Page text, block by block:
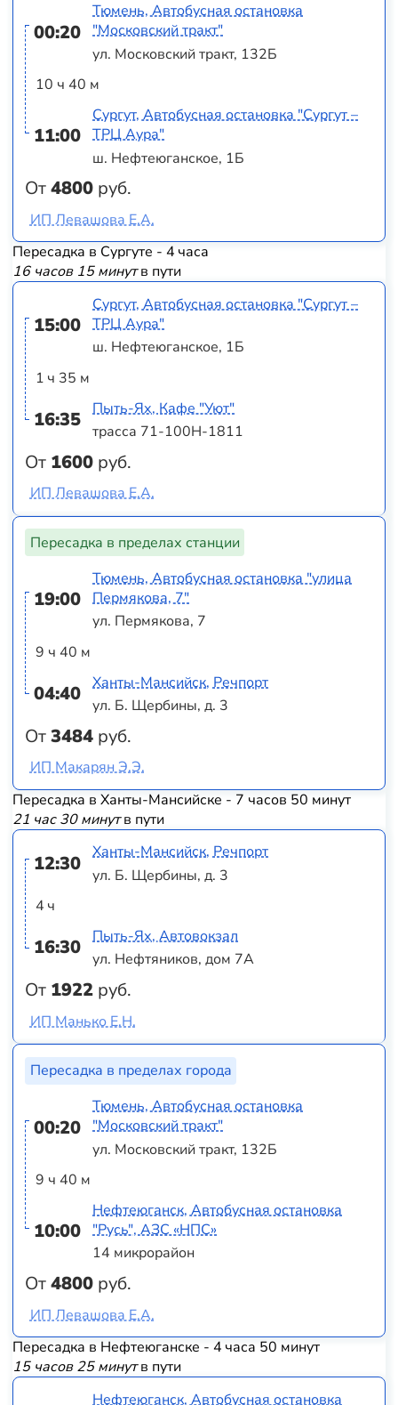
00:20
10 ч 40 м
11:00
От4800 руб.
Тюмень, Автобусная остановка
"Московский тракт"
ул. Московский тракт, 132Б
Сургут, Автобусная остановка "Сургут –
ТРЦ Аура"
ш. Нефтеюганское, 1Б
ИП Левашова Е.А.
Пересадка в Сургуте - 4 часа
16 часов 15 минутв пути
15:00
1 ч 35 м
16:35
От 1600 руб.
Сургут, Автобусная остановка "Сургут –
ТРЦ Аура"
ш. Нефтеюганское, 1Б
Пыть-Ях, Кафе "Уют"
трасса 71-100Н-1811
ИП Левашова Е.А.
Пересадка в пределах станции
19:00
9 ч 40 м
04:40
От3484 руб.
Тюмень, Автобусная остановка "улица
Пермякова, 7"
ул. Пермякова, 7
Ханты-Мансийск, Речпорт
ул. Б. Щербины, д. 3
ИП Макарян Э.Э.
Пересадка в Ханты-Мансийске - 7 часов 50 минут
21 час 30 минутв пути
12:30
4 ч
16:30
От 1922 руб.
Ханты-Мансийск, Речпорт
ул. Б. Щербины, д. 3
Пыть-Ях, Автовокзал
ул. Нефтяников, дом 7А
ИП Манько Е.Н.
Пересадка в пределах города
00:20
9 ч 40 м
10:00
От4800 руб.
Тюмень, Автобусная остановка
"Московский тракт"
ул. Московский тракт, 132Б
Нефтеюганск, Автобусная остановка
"Русь", АЗС «НПС»
14 микрорайон
ИП Левашова Е.А.
Пересадка в Нефтеюганске - 4 часа 50 минут
15 часов 25 минутв пути
Нефтеюганск, Автобусная остановка